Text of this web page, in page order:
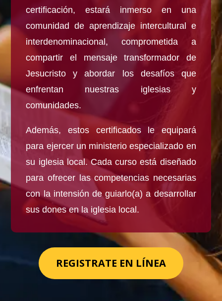
certificación, estará inmerso en una
comunidad de aprendizaje intercultural e
interdenominacional, comprometida a
compartir el mensaje transformador de
Jesucristo y abordar los desafíos que
enfrentan nuestras iglesias y
comunidades.
Además, estos certificados le equipará
para ejercer un ministerio especializado en
su iglesia local. Cada curso está diseñado
para ofrecer las competencias necesarias
con la intensión de guiarlo(a) a desarrollar
sus dones en la iglesia local.
REGISTRATE EN LÍNEA